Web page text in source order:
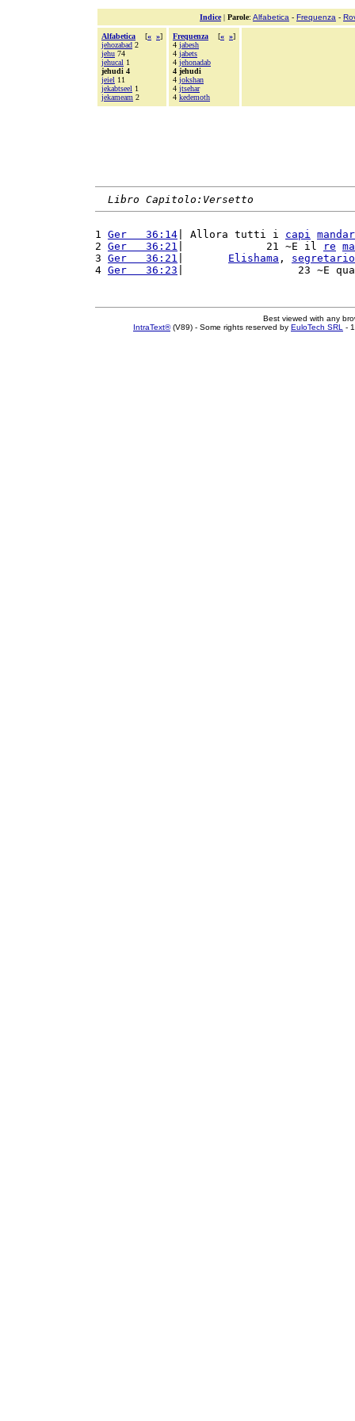
Indice| Parole: Alfabetica - Frequenza -
Alfabetica [« »]
jehozabad 2
jehu 74
jehucal 1
jehudi 4
jeiel 11
jekabtseel 1
jekameam 2
Frequenza [« »]
4 jabesh
4 jabets
4 jehonadab
4 jehudi
4 jokshan
4 jtsehar
4 kedemoth
Libro Capitolo:Versetto
1 Ger   36:14 | Allora tutti i capi
2 Ger   36:21 |             21 ~E il re
3 Ger   36:21 Elishama , segretario
4 Ger   36:23 |                  23 ~E
Best viewed with any
IntraText®(V89) - Some rights reserved by EuloTech SRL -